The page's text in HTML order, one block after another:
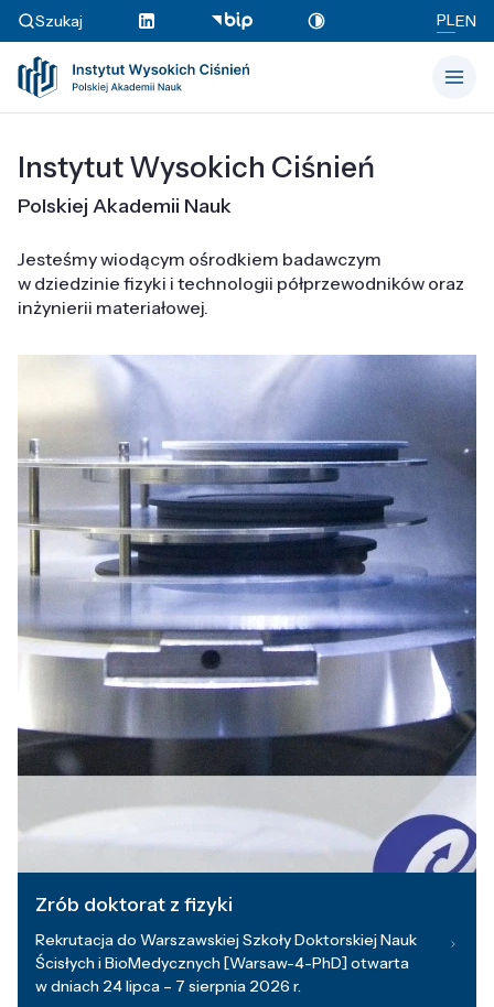
Szukaj PLEN
Instytut Wysokich Ciśnień
Polskiej Akademii Nauk
Jesteśmy wiodącym ośrodkiem badawczym
w dziedzinie fizyki i technologii półprzewodników oraz
inżynierii materiałowej.
Zrób doktorat z fizyki
Rekrutacja do Warszawskiej Szkoły Doktorskiej Nauk
Ścisłych i BioMedycznych [Warsaw-4-PhD] otwarta
w dniach 24 lipca – 7 sierpnia 2026 r.